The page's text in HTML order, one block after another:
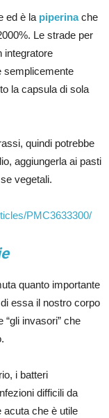
ed è la piperina che
Le strade per
integratore
semplicemente
la capsula di sola
quindi potrebbe
aggiungerla ai pasti
vegetali.
PMC3633300/
quanto importante
essa il nostro corpo
invasori” che
i batteri
difficili da
acuta che è utile